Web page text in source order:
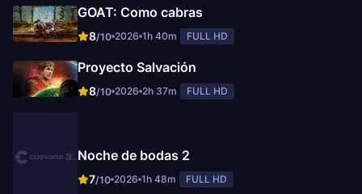
GOAT: Como cabras
8/10 2026 1h 40m FULL HD
Proyecto Salvación
8/10 2026 2h 37m FULL HD
Noche de bodas 2
7/10 2026 1h 48m FULL HD